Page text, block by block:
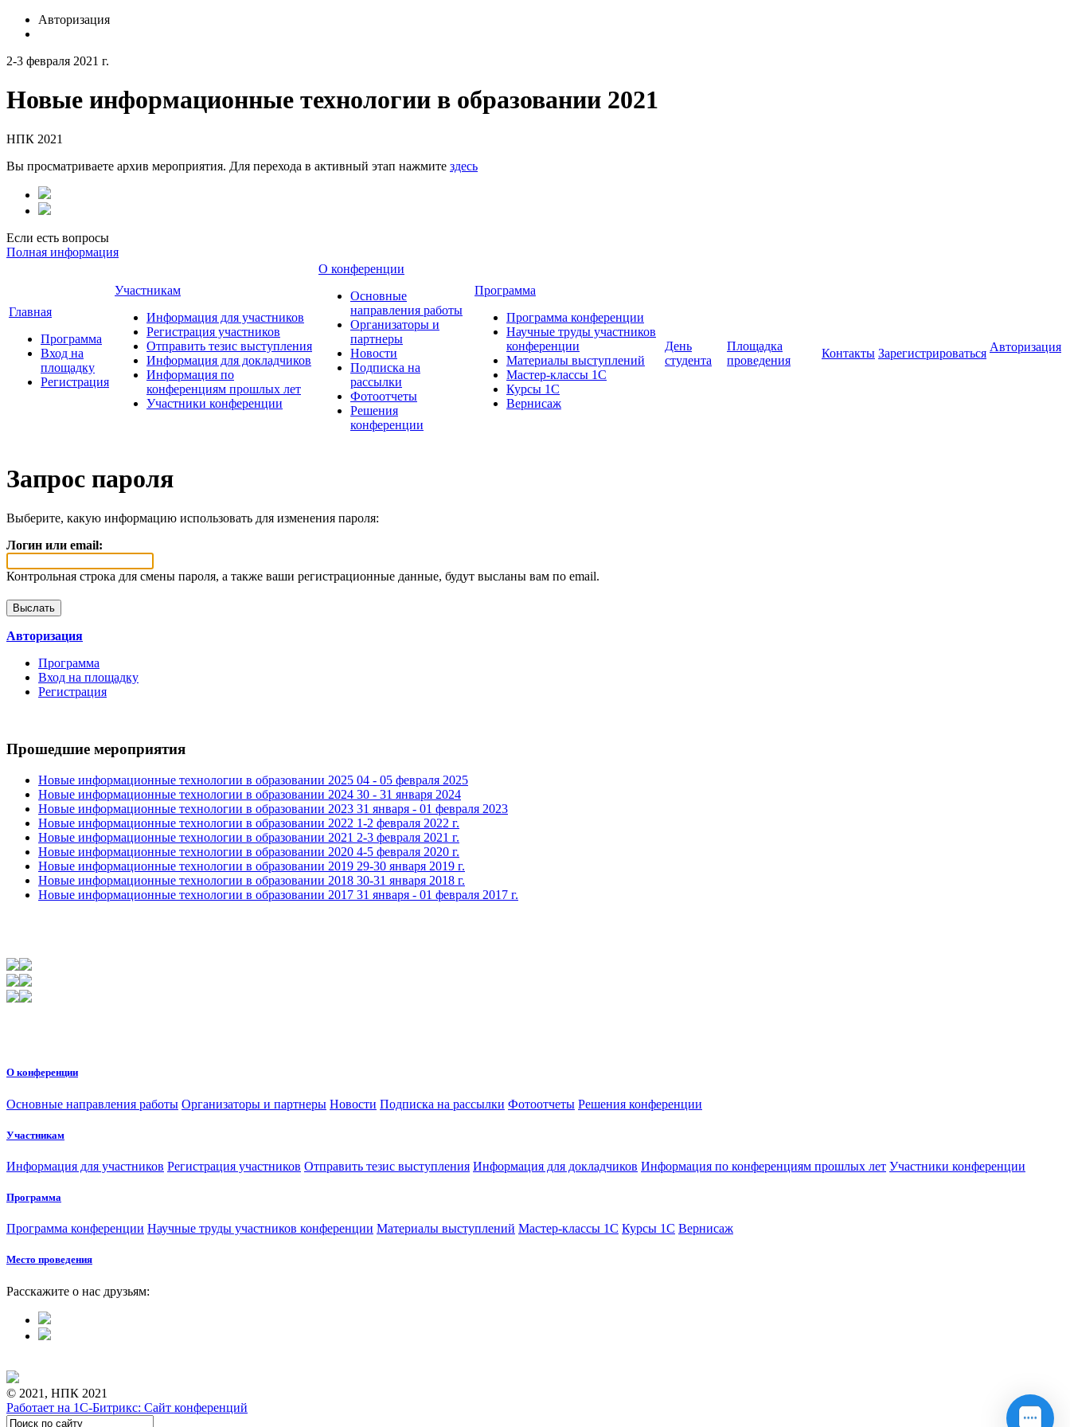
Авторизация
2-3 февраля 2021 г.
Новые информационные технологии в образовании 2021
НПК 2021
Вы просматриваете архив мероприятия. Для перехода в активный этап нажмите здесь
Если есть вопросы
Полная информация
Главная
Программа
Вход на
площадку
Регистрация
Участникам
Информация для участников
Регистрация участников
Отправить тезис выступления
Информация для докладчиков
Информация по
конференциям прошлых лет
Участники конференции
О конференции
Основные
направления работы
Организаторы и
партнеры
Новости
Подписка на
рассылки
Фотоотчеты
Решения
конференции
Программа
Программа конференции
Научные труды участников
конференции
Материалы выступлений
Мастер-классы 1С
Курсы 1С
Вернисаж
День
студента
Площадка
проведения
Контакты Зарегистрироваться Авторизация
Запрос пароля
Выберите, какую информацию использовать для изменения пароля:
Логин или email:
Контрольная строка для смены пароля, а также ваши регистрационные данные, будут высланы вам по email.
Авторизация
Программа
Вход на площадку
Регистрация
Прошедшие мероприятия
Новые информационные технологии в образовании 2025 04 - 05 февраля 2025
Новые информационные технологии в образовании 2024 30 - 31 января 2024
Новые информационные технологии в образовании 2023 31 января - 01 февраля 2023
Новые информационные технологии в образовании 2022 1-2 февраля 2022 г.
Новые информационные технологии в образовании 2021 2-3 февраля 2021 г.
Новые информационные технологии в образовании 2020 4-5 февраля 2020 г.
Новые информационные технологии в образовании 2019 29-30 января 2019 г.
Новые информационные технологии в образовании 2018 30-31 января 2018 г.
Новые информационные технологии в образовании 2017 31 января - 01 февраля 2017 г.
О конференции
Основные направления работы Организаторы и партнеры Новости Подписка на рассылки Фотоотчеты Решения конференции
Участникам
Информация для участников Регистрация участников Отправить тезис выступления Информация для докладчиков Информация по конференциям прошлых лет Участники конференции
Программа
Программа конференции Научные труды участников конференции Материалы выступлений Мастер-классы 1С Курсы 1С Вернисаж
Место проведения
Расскажите о нас друзьям:
© 2021, НПК 2021
Работает на 1С-Битрикс: Сайт конференций